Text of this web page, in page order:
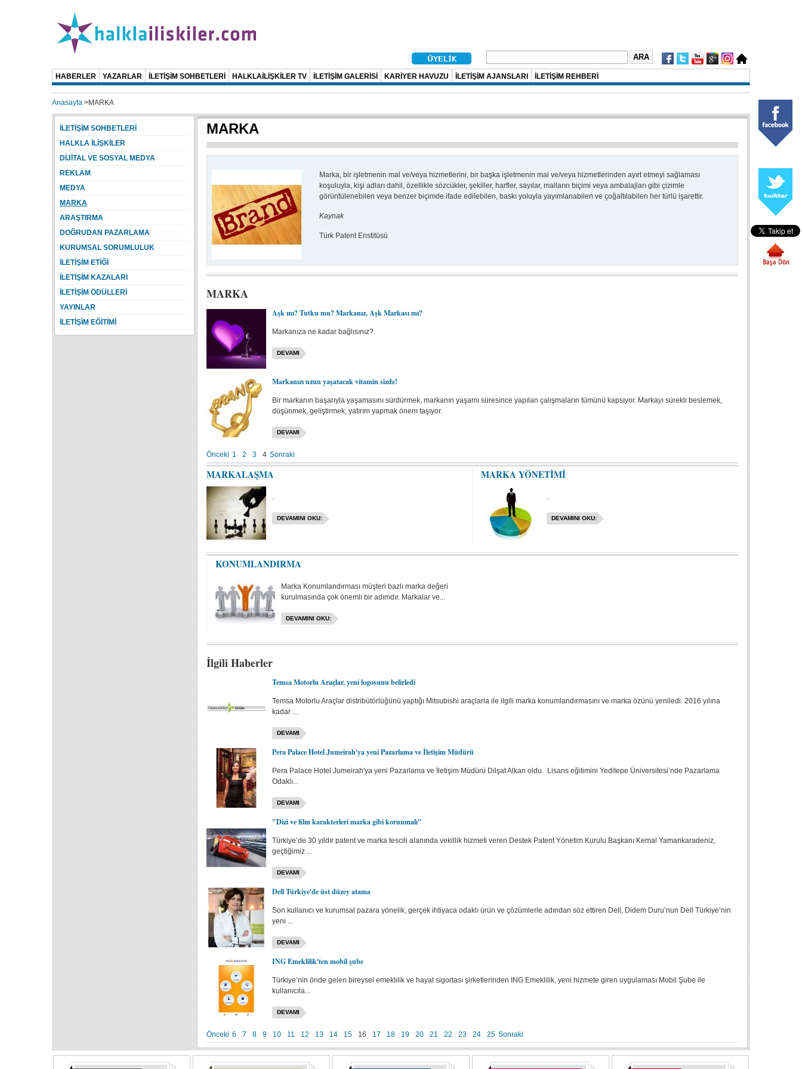
HABERLER YAZARLAR İLETİŞİM SOHBETLERİ HALKLAİLİŞKİLER TV İLETİŞİM GALERİSİ KARİYER HAVUZU İLETİŞİM AJANSLARI İLETİŞİM REHBERİ
Anasayfa >MARKA
MARKA
Marka, bir işletmenin mal ve/veya hizmetlerini, bir başka işletmenin mal ve/veya hizmetlerinden ayırt etmeyi sağlaması
koşuluyla, kişi adları dahil, özellikle sözcükler, şekiller, harfler, sayılar, malların biçimi veya ambalajları gibi çizimle
görüntülenebilen veya benzer biçimde ifade edilebilen, baskı yoluyla yayımlanabilen ve çoğaltılabilen her türlü işarettir.
Kaynak
Türk Patent Enstitüsü
MARKA
Aşk mı? Tutku mu? Markanız, Aşk Markası mı?
Markanıza ne kadar bağlısınız?
DEVAMI
Markanızı uzun yaşatacak vitamin sizde!
Bir markanın başarıyla yaşamasını sürdürmek, markanın yaşamı süresince yapılan çalışmaların tümünü kapsıyor. Markayı sürekli beslemek,
düşünmek, geliştirmek, yatırım yapmak önem taşıyor.
DEVAMI
Önceki 1 2 3 4 Sonraki
MARKALAŞMA
.
DEVAMINI OKU:
MARKA YÖNETİMİ
.
DEVAMINI OKU:
KONUMLANDIRMA
Marka Konumlandırması müşteri bazlı marka değeri
kurulmasında çok önemli bir adımdır. Markalar ve...
DEVAMINI OKU:
İlgili Haberler
Temsa Motorlu Araçlar, yeni logosunu belirledi
Temsa Motorlu Araçlar distribütörlüğünü yaptığı Mitsubishi araçlarla ile ilgili marka konumlandırmasını ve marka özünü yeniledi. 2016 yılına
kadar ...
DEVAMI
Pera Palace Hotel Jumeirah'ya yeni Pazarlama ve İletişim Müdürü
Pera Palace Hotel Jumeirah'ya yeni Pazarlama ve İletişim Müdürü Dilşat Alkan oldu. Lisans eğitimini Yeditepe Üniversitesi’nde Pazarlama
Odaklı...
DEVAMI
"Dizi ve film karakterleri marka gibi korunmalı"
Türkiye’de 30 yıldır patent ve marka tescili alanında vekillik hizmeti veren Destek Patent Yönetim Kurulu Başkanı Kemal Yamankaradeniz,
geçtiğimiz ...
DEVAMI
Dell Türkiye'de üst düzey atama
Son kullanıcı ve kurumsal pazara yönelik, gerçek ihtiyaca odaklı ürün ve çözümlerle adından söz ettiren Dell, Didem Duru’nun Dell Türkiye’nin
yeni ...
DEVAMI
ING Emeklilik'ten mobil şube
Türkiye’nin önde gelen bireysel emeklilik ve hayat sigortası şirketlerinden ING Emeklilik, yeni hizmete giren uygulaması Mobil Şube ile
kullanıcıla...
DEVAMI
Önceki 6 7 8 9 10 11 12 13 14 15 16 17 18 19 20 21 22 23 24 25 Sonraki
İLETİŞİM SOHBETLERİ
HALKLA İLİŞKİLER
DİJİTAL VE SOSYAL MEDYA
REKLAM
MEDYA
MARKA
ARAŞTIRMA
DOĞRUDAN PAZARLAMA
KURUMSAL SORUMLULUK
İLETİŞİM ETİĞİ
İLETİŞİM KAZALARI
İLETİŞİM ÖDÜLLERİ
YAYINLAR
İLETİŞİM EĞİTİMİ